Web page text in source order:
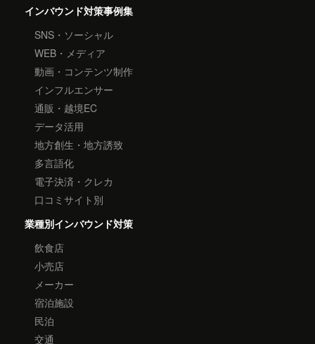
インバウンド対策事例集
SNS・ソーシャル
WEB・メディア
動画・コンテンツ制作
インフルエンサー
通販・越境EC
データ活用
地方創生・地方誘致
多言語化
電子決済・クレカ
口コミサイト別
業種別インバウンド対策
飲食店
小売店
メーカー
宿泊施設
民泊
交通